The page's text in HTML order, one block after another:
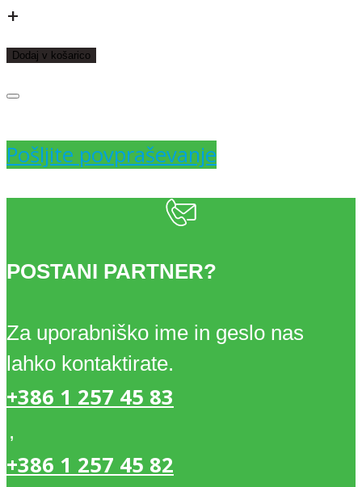
TAFT
NEPROSOJEN
BREZ
15
mm
50
količina
+
Dodaj v košarico
Pošljite povpraševanje
POSTANI PARTNER?
Za uporabniško ime in geslo nas
lahko kontaktirate.
+386 1 257 45 83
,
+386 1 257 45 82